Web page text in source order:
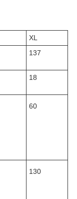
XL
137
18
60
130